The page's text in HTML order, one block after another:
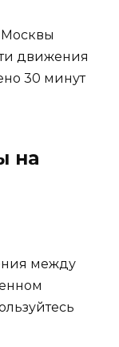
Москвы
движения
30 минут
на
между